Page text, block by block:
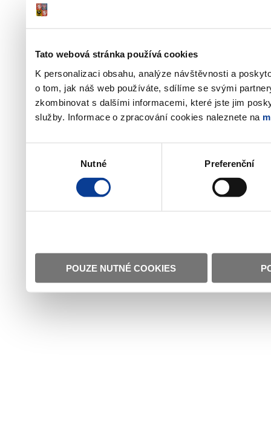
Tato webová stránka používá cookies
K personalizaci obsahu, analýze návštěvnosti a
o tom, jak náš web používáte, sdílíme se svými
zkombinovat s dalšími informacemi, které jste jim
služby. Informace o zpracování cookies naleznete na
Nutné Preferenční
POUZE NUTNÉ COOKIES